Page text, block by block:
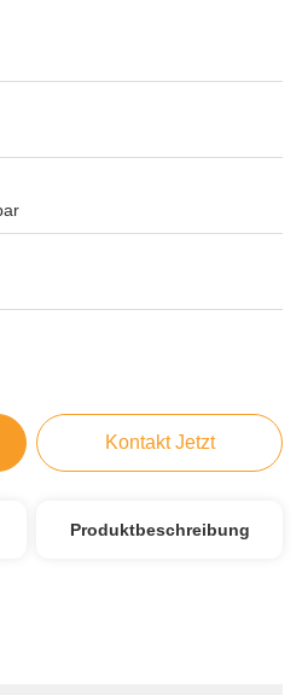
Kontakt Jetzt
Produktbeschreibung